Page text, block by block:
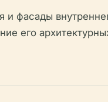
и фасады
его